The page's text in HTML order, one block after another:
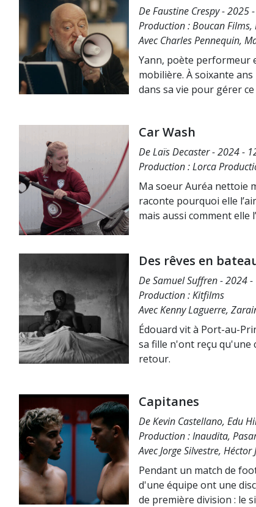
De Faustine Crespy - 2025
Production : Boucan
Avec Charles Pennequin,
Yann, poète performeur
mobilière. À soixante
dans sa vie pour gérer
Car Wash
De Laïs Decaster - 2024 -
Production : Lorca
Ma soeur Auréa nettoie
raconte pourquoi elle
mais aussi comment elle
Des rêves en
De Samuel Suffren - 2024 -
Production : Kitfilms
Avec Kenny Laguerre,
Édouard vit à Port-au-
sa fille n'ont reçu qu'une
retour.
Capitanes
De Kevin Castellano, Edu
Production : Inaudita,
Avec Jorge Silvestre, Héctor
Pendant un match de
d'une équipe ont une
de première division : le